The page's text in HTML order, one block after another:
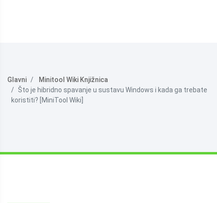
Glavni
Minitool Wiki Knjižnica
Što je hibridno spavanje u sustavu Windows i kada ga trebate
koristiti? [MiniTool Wiki]